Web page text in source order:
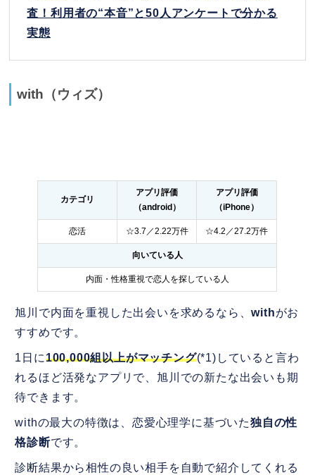
査！利用者の“本音”と50人アンケートで分かる
実態
with（ウィズ）
カテゴリ
アプリ評価
（android）
アプリ評価
（iPhone）
恋活 ☆3.7／2.22万件 ☆4.2／27.2万件
向いている人
内面・性格重視で恋人を探している人
旭川で内面を重視した出会いを求めるなら、withがお
すすめです。
1日に100,000組以上がマッチング(*1)していると言わ
れるほど活発なアプリで、旭川での新たな出会いも期
待できます。
withの最大の特徴は、恋愛心理学に基づいた独自の性
格診断です。
診断結果から相性の良い相手を自動で紹介してくれる